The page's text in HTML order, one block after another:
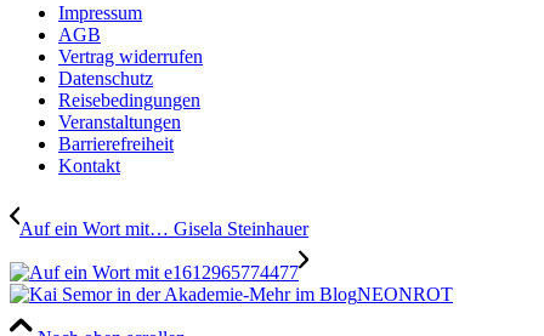
Impressum
AGB
Vertrag widerrufen
Datenschutz
Reisebedingungen
Veranstaltungen
Barrierefreiheit
Kontakt
Auf ein Wort mit… Gisela Steinhauer
NEONROT